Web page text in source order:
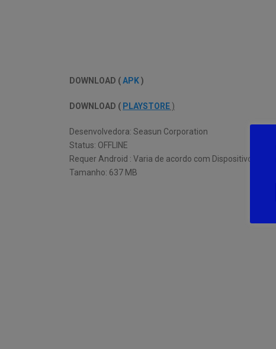
DOWNLOAD (APK)
DOWNLOAD ( PLAYSTORE )
Desenvolvedora: Seasun Corporation
Status: OFFLINE
Requer Android : Varia de acordo com Dispositivo
Tamanho: 637 MB